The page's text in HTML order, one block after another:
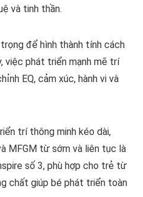
và tinh thần.
để hình thành tính cách
việc phát triển mạnh mẽ trí
EQ, cảm xúc, hành vi và
trí thông minh kéo dài,
MFGM từ sớm và liên tục là
số 3, phù hợp cho trẻ từ
chất giúp bé phát triển toàn